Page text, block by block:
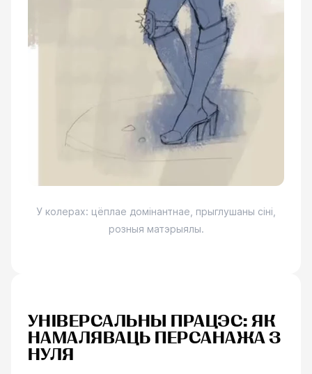
У колерах: цёплае домінантнае, прыглушаны сіні,
розныя матэрыялы.
УНІВЕРСАЛЬНЫ ПРАЦЭС: ЯК
НАМАЛЯВАЦЬ ПЕРСАНАЖА З
НУЛЯ